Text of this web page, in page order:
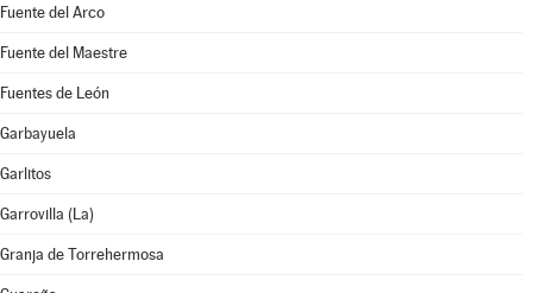
Fuente del Arco
Fuente del Maestre
Fuentes de León
Garbayuela
Garlitos
Garrovilla (La)
Granja de Torrehermosa